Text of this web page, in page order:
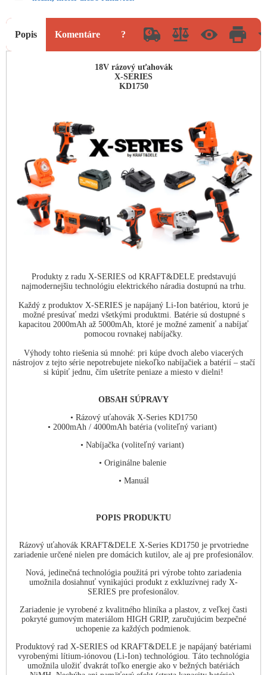
Popis Komentáre ?
18V rázový uťahovák
X-SERIES
KD1750
Produkty z radu X-SERIES od KRAFT&DELE predstavujú
najmodernejšiu technológiu elektrického náradia dostupnú na trhu.
Každý z produktov X-SERIES je napájaný Li-Ion batériou, ktorú je
možné presúvať medzi všetkými produktmi. Batérie sú dostupné s
kapacitou 2000mAh až 5000mAh, ktoré je možné zameniť a nabíjať
pomocou rovnakej nabíjačky.
Výhody tohto riešenia sú mnohé: pri kúpe dvoch alebo viacerých
nástrojov z tejto série nepotrebujete niekoľko nabíjačiek a batérií – stačí
si kúpiť jednu, čím ušetríte peniaze a miesto v dielni!
OBSAH SÚPRAVY
• Rázový uťahovák X-Series KD1750
• 2000mAh / 4000mAh batéria (voliteľný variant)
• Nabíjačka (voliteľný variant)
• Originálne balenie
• Manuál
POPIS PRODUKTU
Rázový uťahovák KRAFT&DELE X-Series KD1750 je prvotriedne
zariadenie určené nielen pre domácich kutilov, ale aj pre profesionálov.
Nová, jedinečná technológia použitá pri výrobe tohto zariadenia
umožnila dosiahnuť vynikajúci produkt z exkluzívnej rady X-
SERIES pre profesionálov.
Zariadenie je vyrobené z kvalitného hliníka a plastov, z veľkej časti
pokryté gumovým materiálom HIGH GRIP, zaručujúcim bezpečné
uchopenie za každých podmienok.
Produktový rad X-SERIES od KRAFT&DELE je napájaný batériami
vyrobenými lítium-iónovou (Li-Ion) technológiou. Táto technológia
umožnila uložiť dvakrát toľko energie ako v bežných batériách